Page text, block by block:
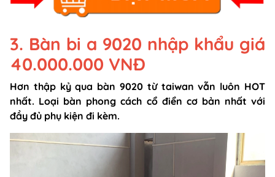
3. Bàn bi a 9020 nhập khẩu giá
40.000.000 VNĐ
Hơn thập kỷ qua bàn 9020 từ taiwan vẫn luôn HOT
nhất. Loại bàn phong cách cổ điển cơ bản nhất với
đầy đủ phụ kiện đi kèm.